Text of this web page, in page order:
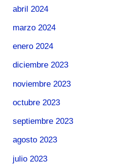
abril 2024
marzo 2024
enero 2024
diciembre 2023
noviembre 2023
octubre 2023
septiembre 2023
agosto 2023
julio 2023